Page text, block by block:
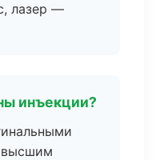
лазер —
инъекции?
высшим